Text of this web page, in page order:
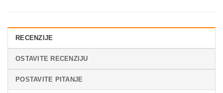
RECENZIJE
OSTAVITE RECENZIJU
POSTAVITE PITANJE